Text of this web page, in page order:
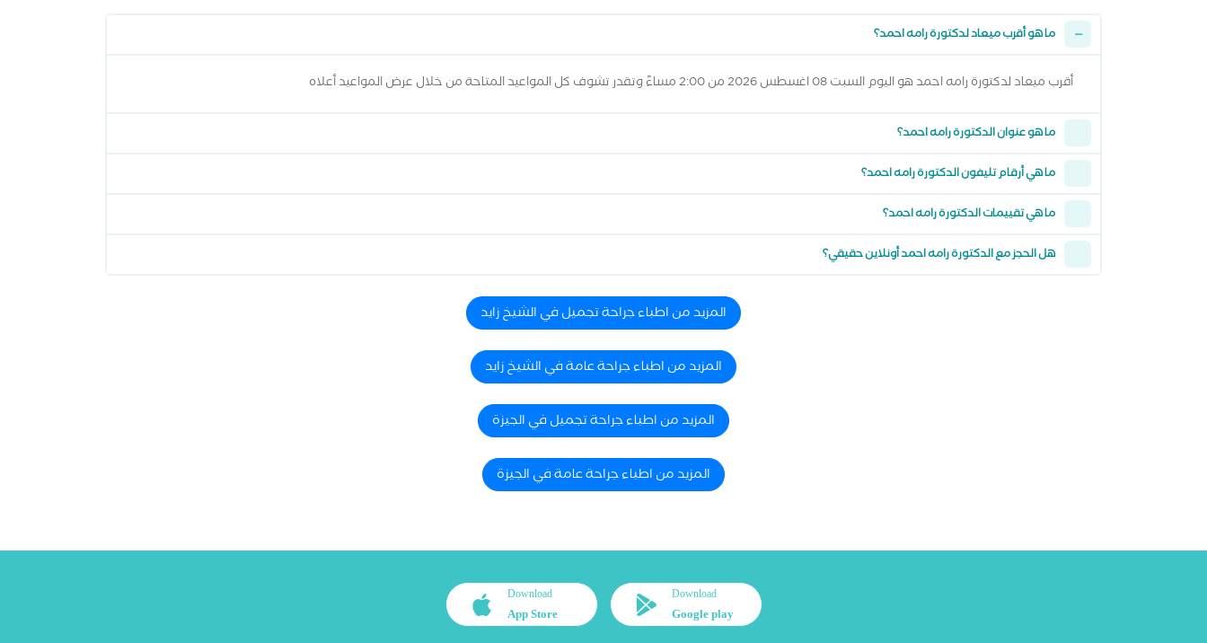
ما هو أقرب ميعاد لدكتورة رامه احمد؟
أقرب ميعاد لدكتورة رامه احمد هو اليوم السبت 08 اغسطس 2026 من 2:00 مساءً وتقدر تشوف كل المواعيد المتاحة من خلال عرض المواعيد أعلاه
ما هو عنوان الدكتورة رامه احمد؟
ما هي أرقام تليفون الدكتورة رامه احمد؟
ما هي تقييمات الدكتورة رامه احمد؟
هل الحجز مع الدكتورة رامه احمد أونلاين حقيقي؟
المزيد من اطباء جراحة تجميل في الشيخ زايد
المزيد من اطباء جراحة عامة في الشيخ زايد
المزيد من اطباء جراحة تجميل في الجيزة
المزيد من اطباء جراحة عامة في الجيزة
Download
Google play
Download
App Store